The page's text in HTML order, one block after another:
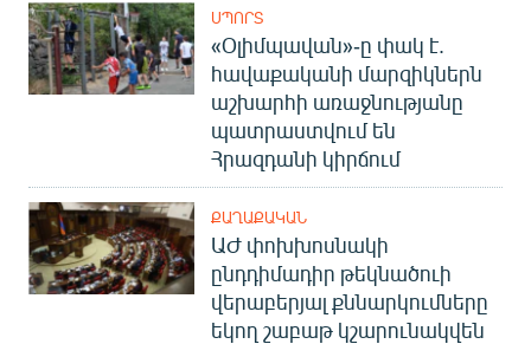
ՍՊՈՐՏ
«Օլիմպավան»-ը փակ է.
հավաքականի մարզիկներն
աշխարհի առաջնությանը
պատրաստվում են
Հրազդանի կիրճում
ՔԱՂԱՔԱԿԱՆ
ԱԺ փոխխոսնակի
ընդդիմադիր թեկնածուի
վերաբերյալ քննարկումները
եկող շաբաթ կշարունակվեն